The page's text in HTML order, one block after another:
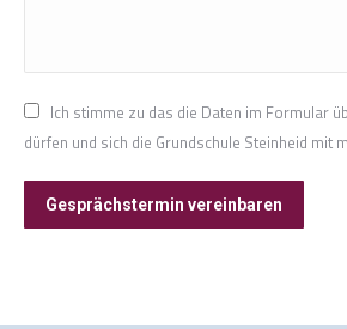
Ich stimme zu das die Daten im Formular
dürfen und sich die Grundschule Steinheid mit
Gesprächstermin vereinbaren